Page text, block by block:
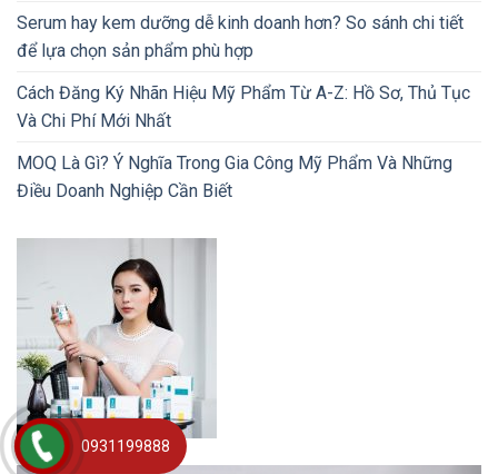
Serum hay kem dưỡng dễ kinh doanh hơn? So sánh chi tiết
để lựa chọn sản phẩm phù hợp
Cách Đăng Ký Nhãn Hiệu Mỹ Phẩm Từ A-Z: Hồ Sơ, Thủ Tục
Và Chi Phí Mới Nhất
MOQ Là Gì? Ý Nghĩa Trong Gia Công Mỹ Phẩm Và Những
Điều Doanh Nghiệp Cần Biết
0931199888